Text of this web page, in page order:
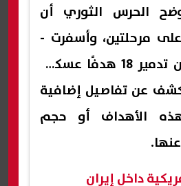
الحرس الثوري أن
مرحلتين، وأسفرت -
وفق البيان - عن تدمير 18 هدفًا عسكريًا
عن تفاصيل إضافية
الأهداف أو حجم
داخل إيران